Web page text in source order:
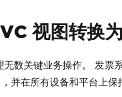
视图转换
数关键业务操作。 发票
并在所有设备和平台上保